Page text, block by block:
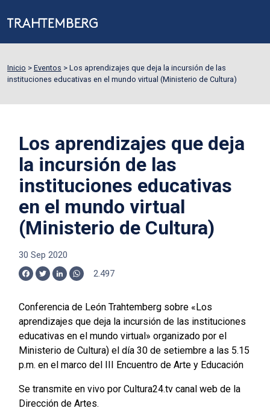
Inicio > Eventos > Los aprendizajes que deja la incursión de las
instituciones educativas en el mundo virtual (Ministerio de Cultura)
Los aprendizajes que deja
la incursión de las
instituciones educativas
en el mundo virtual
(Ministerio de Cultura)
30 Sep 2020
Facebook
TwitterLinkedInWhatsApp
2.497
Conferencia de León Trahtemberg sobre «Los
aprendizajes que deja la incursión de las instituciones
educativas en el mundo virtual» organizado por el
Ministerio de Cultura) el día 30 de setiembre a las 5.15
p.m. en el marco del III Encuentro de Arte y Educación
Se transmite en vivo por Cultura24.tv canal web de la
Dirección de Artes.